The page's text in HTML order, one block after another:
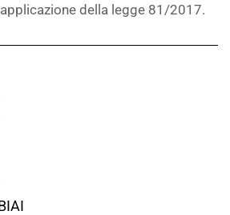
della legge 81/2017.